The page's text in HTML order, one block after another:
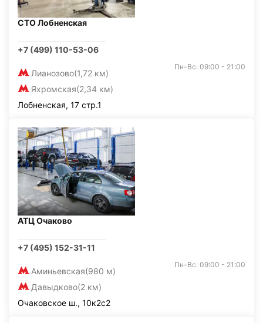
СТО Лобненская
+7 (499) 110-53-06
Лианозово(1,72 км)
Яхромская(2,34 км)
Пн-Вс: 09:00 - 21:00
Лобненская, 17 стр.1
АТЦ Очаково
+7 (495) 152-31-11
Аминьевская(980 м)
Давыдково(2 км)
Пн-Вс: 09:00 - 21:00
Очаковское ш., 10к2с2